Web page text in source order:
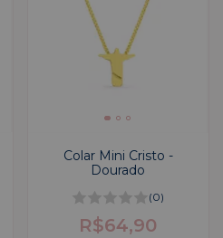
Colar Mini Cristo -
Dourado
(0)
R$64,90